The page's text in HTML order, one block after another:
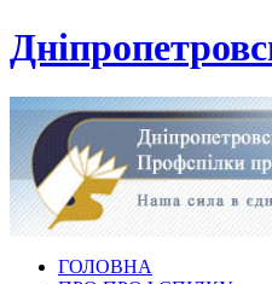
ГОЛОВНА